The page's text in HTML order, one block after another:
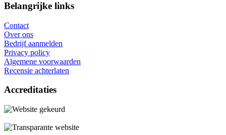
Belangrijke links
Contact
Over ons
Bedrijf aanmelden
Privacy policy
Algemene voorwaarden
Recensie achterlaten
Accreditaties